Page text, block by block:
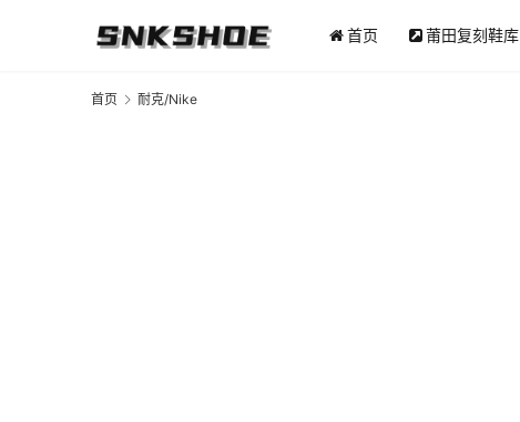
首页 莆田复刻鞋库
首页 耐克/Nike